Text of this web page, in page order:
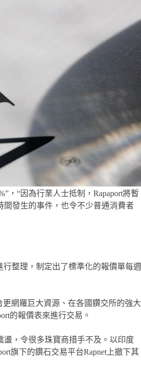
，“因為行業人士抵制，Rapaport將暫
間發生的事件，也令不少普通消費者
行整理，制定出了標準化的報價單每週
更網羅巨大資源、在各國鑽交所的強大
的報價表來進行交易。
盪，令很多珠寶商措手不及。以印度
旗下的鑽石交易平台Rapnet上撤下其